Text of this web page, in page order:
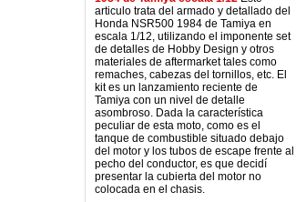
articulo trata del armado y detallado del
Honda NSR500 1984 de Tamiya en
escala 1/12, utilizando el imponente set
de detalles de Hobby Design y otros
materiales de aftermarket tales como
remaches, cabezas del tornillos, etc. El
kit es un lanzamiento reciente de
Tamiya con un nivel de detalle
asombroso. Dada la característica
peculiar de esta moto, como es el
tanque de combustible situado debajo
del motor y los tubos de escape frente al
pecho del conductor, es que decidí
presentar la cubierta del motor no
colocada en el chasis.